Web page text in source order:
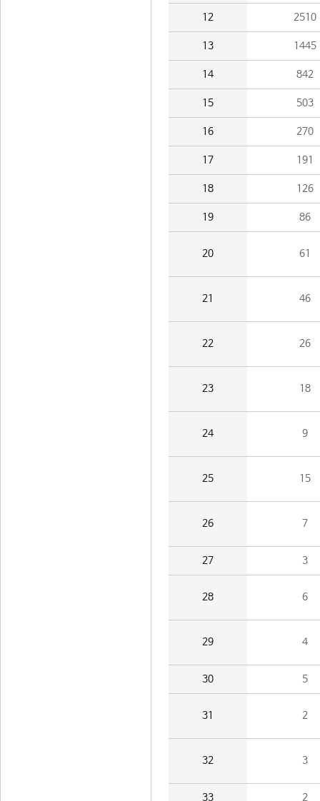
12 2510
13 1445
14 842
15 503
16 270
17 191
18 126
19 86
20 61
21 46
22 26
23 18
24 9
25 15
26 7
27 3
28 6
29 4
30 5
31 2
32 3
33 2